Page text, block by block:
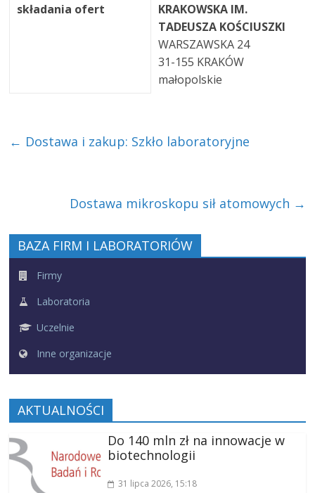
składania ofert
KRAKOWSKA IM.
TADEUSZA KOŚCIUSZKI
WARSZAWSKA 24
31-155 KRAKÓW
małopolskie
← Dostawa i zakup: Szkło laboratoryjne
Dostawa mikroskopu sił atomowych →
BAZA FIRM I LABORATORIÓW
Firmy
Laboratoria
Uczelnie
Inne organizacje
AKTUALNOŚCI
Do 140 mln zł na innowacje w
biotechnologii
31 lipca 2026, 15:18